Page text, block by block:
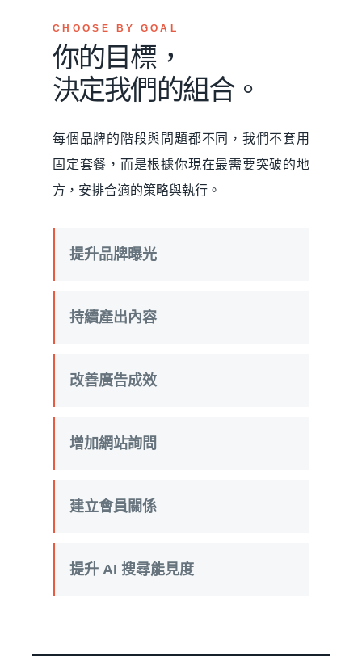
CHOOSE BY GOAL
你的目標，
決定我們的組合。
每個品牌的階段與問題都不同，我們不套用
固定套餐，而是根據你現在最需要突破的地
方，安排合適的策略與執行。
提升品牌曝光
持續產出內容
改善廣告成效
增加網站詢問
建立會員關係
提升 AI 搜尋能見度